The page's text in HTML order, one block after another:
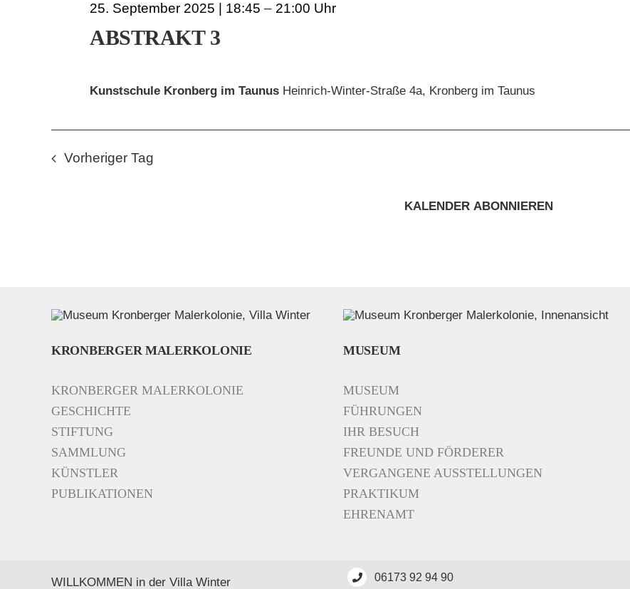
ABSTRAKT 3
25. September 2025 | 18:45 – 21:00
Kunstschule Kronberg im Taunus Heinrich-Winter-Straße 4a, Kronberg im Taunus
Vorheriger Tag
KALENDER ABONNIEREN
KRONBERGER MALERKOLONIE
KRONBERGER MALERKOLONIE
GESCHICHTE
STIFTUNG
SAMMLUNG
KÜNSTLER
PUBLIKATIONEN
MUSEUM
MUSEUM
FÜHRUNGEN
IHR BESUCH
FREUNDE UND FÖRDERER
VERGANGENE AUSSTELLUNGEN
PRAKTIKUM
EHRENAMT
WILLKOMMEN in der Villa Winter 06173 92 94 90